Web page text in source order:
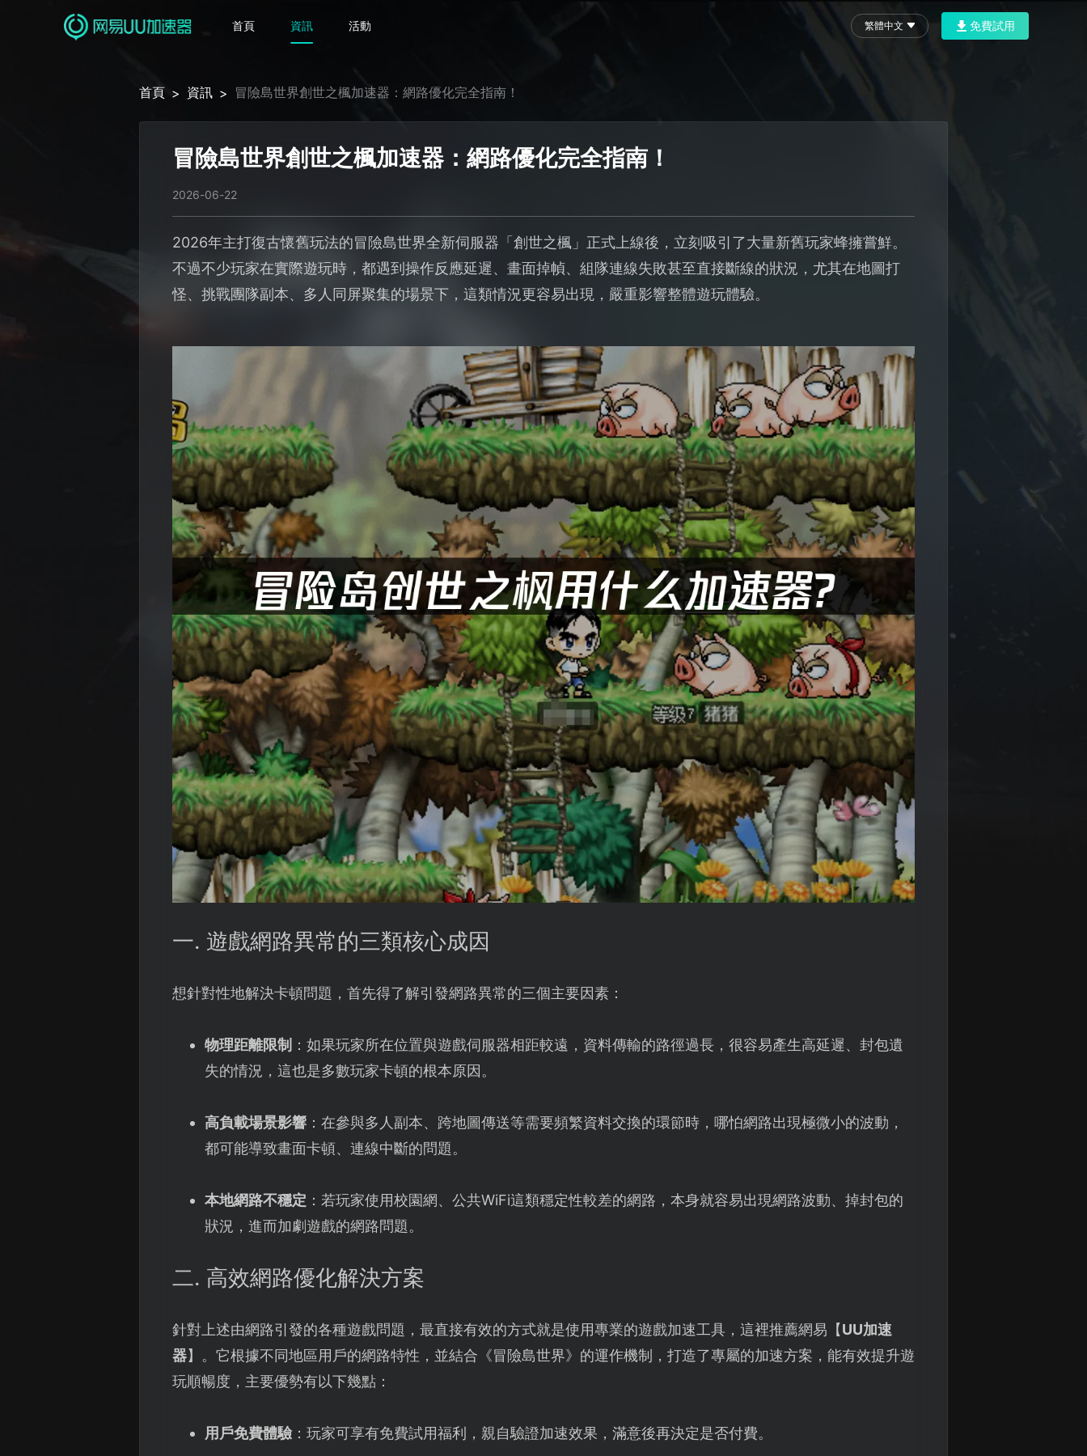
首頁 資訊 活動 繁體中文 免費試用
首頁 > 資訊 > 冒險島世界創世之楓加速器：網路優化完全指南！
冒險島世界創世之楓加速器：網路優化完全指南！
2026-06-22
2026年主打復古懷舊玩法的冒險島世界全新伺服器「創世之楓」正式上線後，立刻吸引了大量新舊玩家蜂擁嘗鮮。
不過不少玩家在實際遊玩時，都遇到操作反應延遲、畫面掉幀、組隊連線失敗甚至直接斷線的狀況，尤其在地圖打
怪、挑戰團隊副本、多人同屏聚集的場景下，這類情況更容易出現，嚴重影響整體遊玩體驗。
一. 遊戲網路異常的三類核心成因
想針對性地解決卡頓問題，首先得了解引發網路異常的三個主要因素：
物理距離限制 ：如果玩家所在位置與遊戲伺服器相距較遠，資料傳輸的路徑過長，很容易產生高延遲、封包遺
失的情況，這也是多數玩家卡頓的根本原因。
高負載場景影響：在參與多人副本、跨地圖傳送等需要頻繁資料交換的環節時，哪怕網路出現極微小的波動，
都可能導致畫面卡頓、連線中斷的問題。
本地網路不穩定 ：若玩家使用校園網、公共WiFi這類穩定性較差的網路，本身就容易出現網路波動、掉封包的
狀況，進而加劇遊戲的網路問題。
二. 高效網路優化解決方案
針對上述由網路引發的各種遊戲問題，最直接有效的方式就是使用專業的遊戲加速工具，這裡推薦網易【UU加速
器】。它根據不同地區用戶的網路特性，並結合《冒險島世界》的運作機制，打造了專屬的加速方案，能有效提升遊
玩順暢度，主要優勢有以下幾點：
用戶免費體驗：玩家可享有免費試用福利，親自驗證加速效果，滿意後再決定是否付費。